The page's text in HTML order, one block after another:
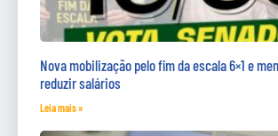
Nova mobilização pelo fim da escala 6×1 e
reduzir salários
Leia mais »